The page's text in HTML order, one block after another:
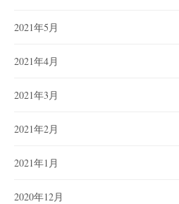
2021年5月
2021年4月
2021年3月
2021年2月
2021年1月
2020年12月